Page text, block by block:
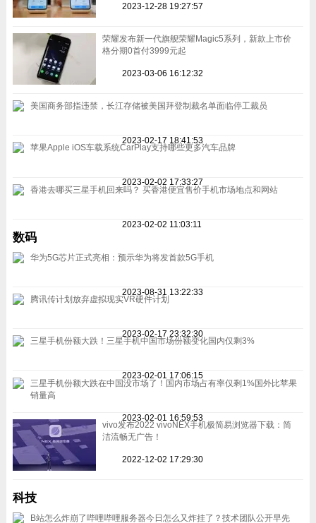
2023-12-28 19:27:57
荣耀发布新一代旗舰荣耀Magic5系列，新款上市价
格分期0首付3999元起
2023-03-06 16:12:32
美国商务部指违禁，长江存储被美国拜登制裁名单面临停工裁员
2023-02-17 18:41:53
苹果Apple iOS车载系统CarPlay支持哪些更多汽车品牌
2023-02-02 17:33:27
香港去哪买三星手机回来吗？ 买香港便宜售价手机市场地点和网站
2023-02-02 11:03:11
数码
华为5G芯片正式亮相：预示华为将发首款5G手机
2023-08-31 13:22:33
腾讯传计划放弃虚拟现实VR硬件计划
2023-02-17 23:32:30
三星手机份额大跌！三星手机中国市场份额变化国内仅剩3%
2023-02-01 17:06:15
三星手机份额大跌在中国没市场了！国内市场占有率仅剩1%国外比苹果
销量高
2023-02-01 16:59:53
vivo发布2022 vivoNEX手机极简易浏览器下载：简
洁流畅无广告！
2022-12-02 17:29:30
科技
B站怎么炸崩了哔哩哔哩服务器今日怎么又炸挂了？技术团队公开早先